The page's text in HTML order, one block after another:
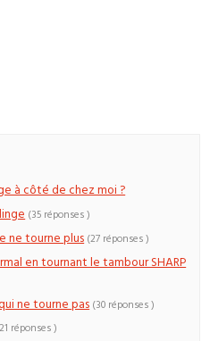
à côté de chez moi ?
(35 réponses )
ne tourne plus (27 réponses )
en tournant le tambour SHARP
ne tourne pas (30 réponses )
réponses )